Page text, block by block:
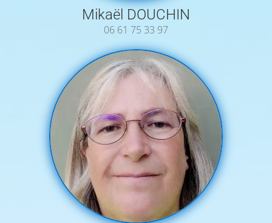
Mikaël DOUCHIN
06 61 75 33 97